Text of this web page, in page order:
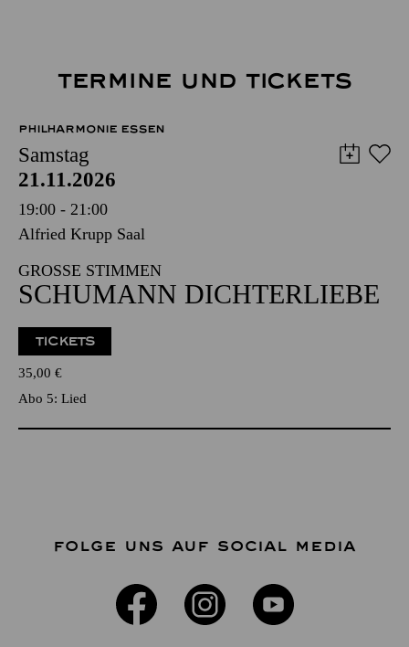
TERMINE UND TICKETS
PHILHARMONIE ESSEN
Samstag
21.11.2026
19:00 - 21:00
Alfried Krupp Saal
GROSSE STIMMEN
SCHUMANN DICHTERLIEBE
TICKETS
35,00 €
Abo 5: Lied
FOLGE UNS AUF SOCIAL MEDIA